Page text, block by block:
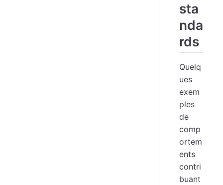
sta
nda
rds
Quelq
ues
exem
ples
de
comp
ortem
ents
contri
buant